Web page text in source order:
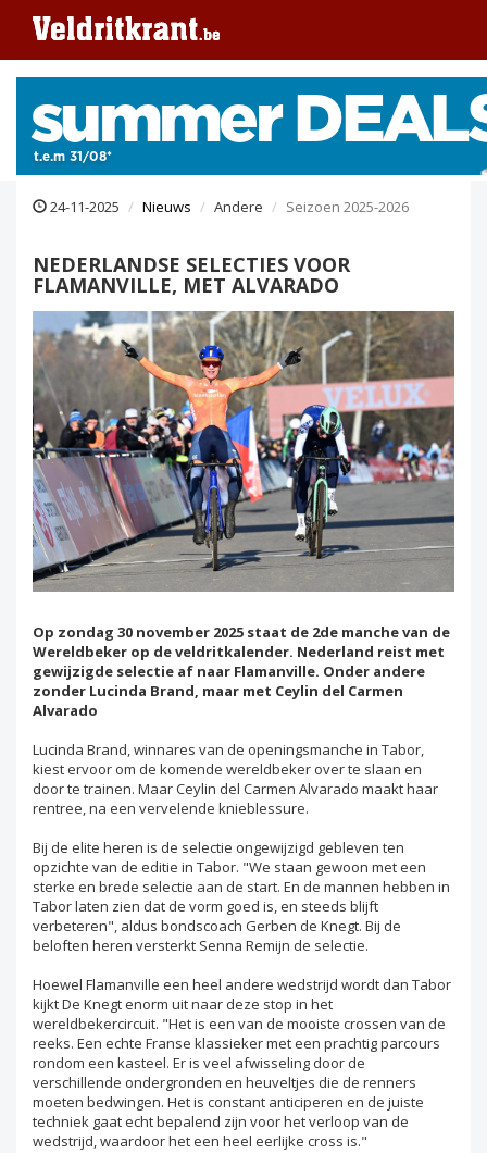
24-11-2025 Nieuws Andere Seizoen 2025-2026
NEDERLANDSE SELECTIES VOOR
FLAMANVILLE, MET ALVARADO
Op zondag 30 november 2025 staat de 2de manche van de
Wereldbeker op de veldritkalender. Nederland reist met
gewijzigde selectie af naar Flamanville. Onder andere
zonder Lucinda Brand, maar met Ceylin del Carmen
Alvarado
Lucinda Brand, winnares van de openingsmanche in Tabor,
kiest ervoor om de komende wereldbeker over te slaan en
door te trainen. Maar Ceylin del Carmen Alvarado maakt haar
rentree, na een vervelende knieblessure.
Bij de elite heren is de selectie ongewijzigd gebleven ten
opzichte van de editie in Tabor. "We staan gewoon met een
sterke en brede selectie aan de start. En de mannen hebben in
Tabor laten zien dat de vorm goed is, en steeds blijft
verbeteren", aldus bondscoach Gerben de Knegt. Bij de
beloften heren versterkt Senna Remijn de selectie.
Hoewel Flamanville een heel andere wedstrijd wordt dan Tabor
kijkt De Knegt enorm uit naar deze stop in het
wereldbekercircuit. "Het is een van de mooiste crossen van de
reeks. Een echte Franse klassieker met een prachtig parcours
rondom een kasteel. Er is veel afwisseling door de
verschillende ondergronden en heuveltjes die de renners
moeten bedwingen. Het is constant anticiperen en de juiste
techniek gaat echt bepalend zijn voor het verloop van de
wedstrijd, waardoor het een heel eerlijke cross is."